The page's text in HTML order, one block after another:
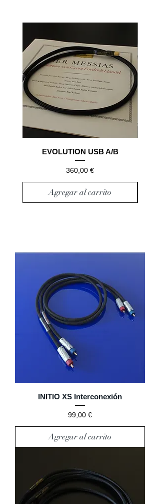
EVOLUTION USB A/B
Precio
360,00 €
Agregar al carrito
INITIO XS Interconexión
Precio
99,00 €
Agregar al carrito